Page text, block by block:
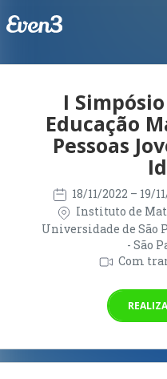
I
Educação
Pessoas
18/11/2022 – 19/
Instituto de
Universidade de São
- São
Com